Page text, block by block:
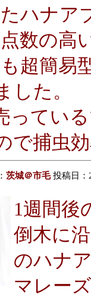
たハナア
点数の高
も超簡易
した。
ってい
で捕虫
茨城＠市毛投稿日：
1週間後
倒木に
のハナ
マレー